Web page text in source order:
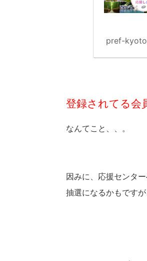
pref-
登録されてる会
なんてこと、、。
因みに、応援センタ
抽選になるかもです